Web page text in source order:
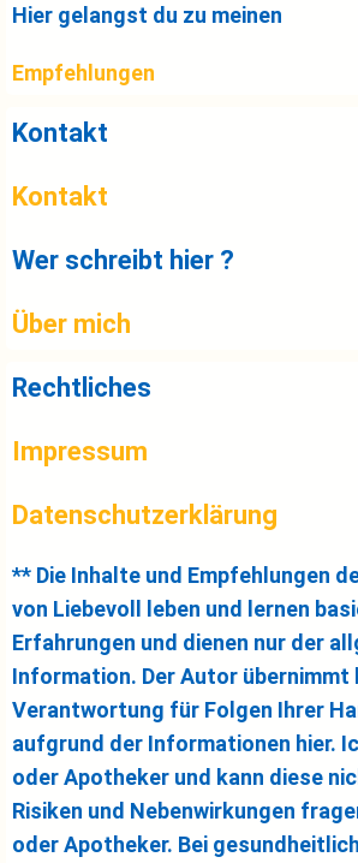
Hier gelangst du zu meinen
Empfehlungen
Kontakt
Kontakt
Wer schreibt hier ?
Über mich
Rechtliches
Impressum
Datenschutzerklärung
** Die Inhalte und Empfehlungen
von Liebevoll leben und lernen
Erfahrungen und dienen nur der
Information. Der Autor übernimmt
Verantwortung für Folgen Ihrer
aufgrund der Informationen hier.
oder Apotheker und kann diese
Risiken und Nebenwirkungen
oder Apotheker. Bei